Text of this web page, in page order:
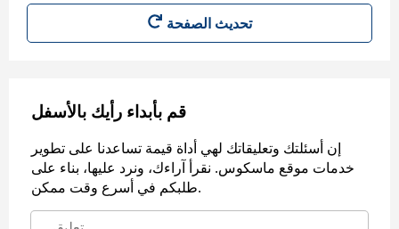
تحديث الصفحة
قم بأبداء رأيك بالأسفل
إن أسئلتك وتعليقاتك لهي أداة قيمة تساعدنا على تطوير
خدمات موقع ماسكوس. نقرأ آراءك، ونرد عليها، بناء على
طلبكم في أسرع وقت ممكن.